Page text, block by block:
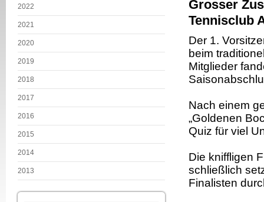
2022
2021
2020
2019
2018
2017
2016
2015
2014
2013
Grosser
Tennisclub
Der 1.
beim
Mitglieder
Nach einem
„Goldenen
Quiz für viel
Die kniffligen
schließlich
Finalisten